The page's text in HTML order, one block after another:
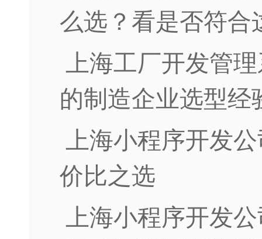
么选？看是否符合
上海工厂开发管
的制造企业选型经
上海小程序开发
价比之选
上海小程序开发